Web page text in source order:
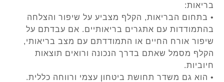
בריאות:
• בתחום הבריאות, הקלף מצביע על שיפור והצלחה
בהתמודדות עם אתגרים בריאותיים. אם עבדתם על
שיפור אורח החיים או התמודדתם עם מצב בריאותי,
הקלף מסמל שאתם בדרך הנכונה ורואים תוצאות
חיוביות.
• הוא גם משדר תחושת ביטחון עצמי ורווחה כללית.